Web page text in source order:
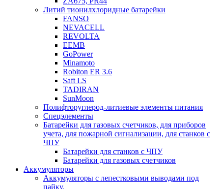
Литий тионилхлоридные батарейки
FANSO
NEVACELL
REVOLTA
EEMB
GoPower
Minamoto
Robiton ER 3.6
Saft LS
TADIRAN
SunMoon
Полифторуглерод-литиевые элементы питания
Спецэлементы
Батарейки для газовых счетчиков, для приборов
учета, для пожарной сигнализации, для станков с
ЧПУ
Батарейки для станков с ЧПУ
Батарейки для газовых счетчиков
Аккумуляторы
Аккумуляторы с лепестковыми выводами под
пайку.